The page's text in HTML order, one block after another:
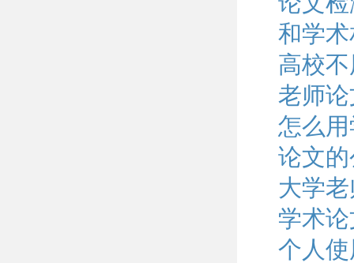
和学
高校
老师
怎么
论文
大学
学术
个人